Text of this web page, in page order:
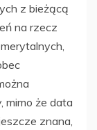
z bieżącą
na rzecz
mimo że data
znana,